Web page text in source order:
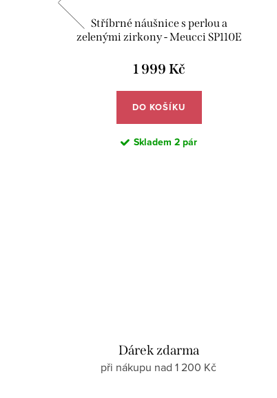
Stříbrné náušnice s perlou a
zelenými zirkony - Meucci SP110E
1 999 Kč
DO KOŠÍKU
Skladem 2 pár
Dárek zdarma
při nákupu nad 1 200 Kč